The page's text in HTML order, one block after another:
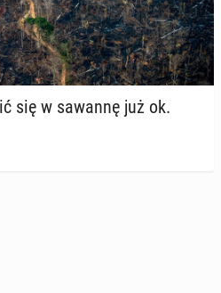
się w sawannę już ok.